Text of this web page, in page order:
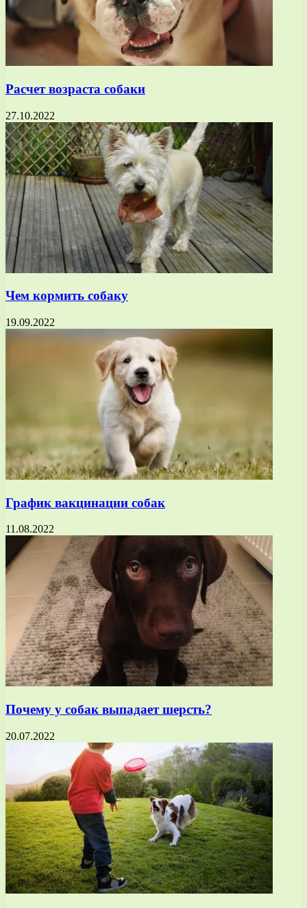
Расчет возраста собаки
27.10.2022
Чем кормить собаку
19.09.2022
График вакцинации собак
11.08.2022
Почему у собак выпадает шерсть?
20.07.2022